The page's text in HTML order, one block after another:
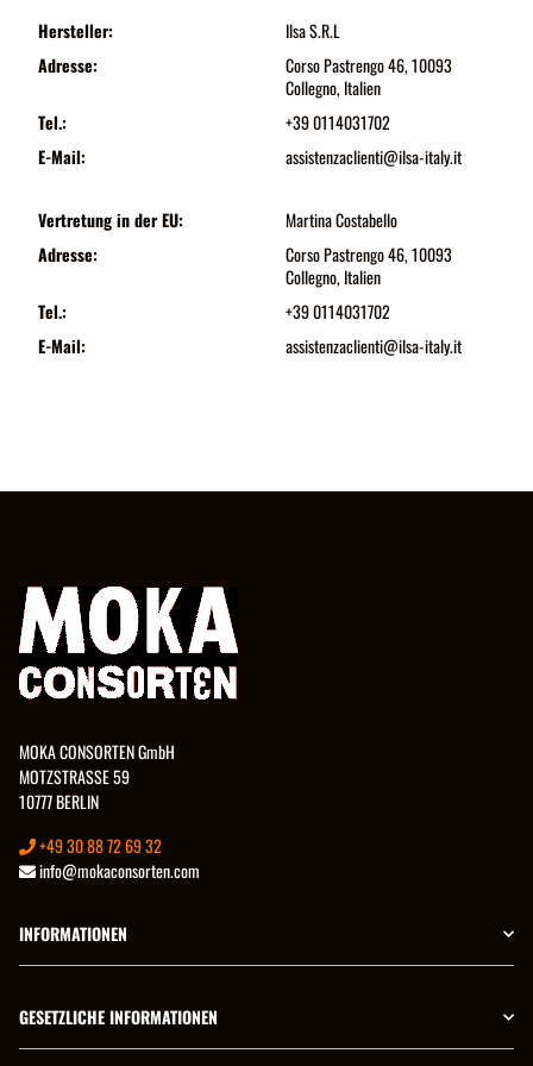
Hersteller:
Ilsa S.R.L
Adresse:
Corso Pastrengo 46, 10093
Collegno, Italien
Tel.:
+39 0114031702
E-Mail:
assistenzaclienti@ilsa-italy.it
Vertretung in der EU:
Martina Costabello
Adresse:
Corso Pastrengo 46, 10093
Collegno, Italien
Tel.:
+39 0114031702
E-Mail:
assistenzaclienti@ilsa-italy.it
MOKA CONSORTEN GmbH
MOTZSTRASSE 59
10777 BERLIN
+49 30 88 72 69 32
info@mokaconsorten.com
INFORMATIONEN
GESETZLICHE INFORMATIONEN